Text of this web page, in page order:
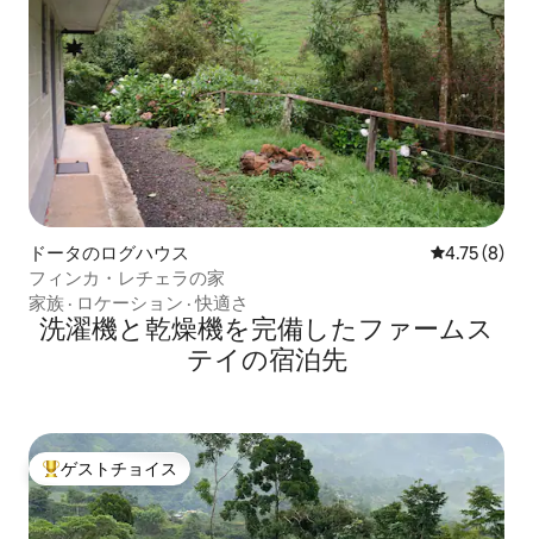
ドータのログハウス レビュー8
4.75 (8)
フィンカ・レチェラの家
家族 · ロケーション ·快適さ
洗濯機と乾燥機を完備したファームス
テイの宿泊先
大好評のゲストチョイスです。
ゲストチョイス